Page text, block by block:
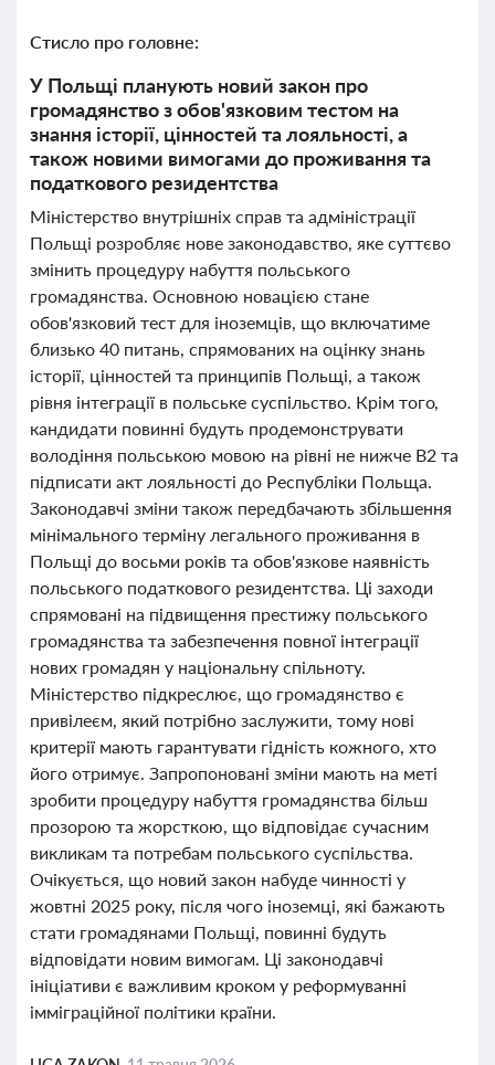
Стисло про головне:
У Польщі планують новий закон про
громадянство з обов'язковим тестом на
знання історії, цінностей та лояльності, а
також новими вимогами до проживання та
податкового резидентства
Міністерство внутрішніх справ та адміністрації
Польщі розробляє нове законодавство, яке суттєво
змінить процедуру набуття польського
громадянства. Основною новацією стане
обов'язковий тест для іноземців, що включатиме
близько 40 питань, спрямованих на оцінку знань
історії, цінностей та принципів Польщі, а також
рівня інтеграції в польське суспільство. Крім того,
кандидати повинні будуть продемонструвати
володіння польською мовою на рівні не нижче B2 та
підписати акт лояльності до Республіки Польща.
Законодавчі зміни також передбачають збільшення
мінімального терміну легального проживання в
Польщі до восьми років та обов'язкове наявність
польського податкового резидентства. Ці заходи
спрямовані на підвищення престижу польського
громадянства та забезпечення повної інтеграції
нових громадян у національну спільноту.
Міністерство підкреслює, що громадянство є
привілеєм, який потрібно заслужити, тому нові
критерії мають гарантувати гідність кожного, хто
його отримує. Запропоновані зміни мають на меті
зробити процедуру набуття громадянства більш
прозорою та жорсткою, що відповідає сучасним
викликам та потребам польського суспільства.
Очікується, що новий закон набуде чинності у
жовтні 2025 року, після чого іноземці, які бажають
стати громадянами Польщі, повинні будуть
відповідати новим вимогам. Ці законодавчі
ініціативи є важливим кроком у реформуванні
імміграційної політики країни.